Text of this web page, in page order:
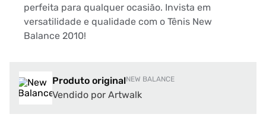
perfeita para qualquer ocasião. Invista em
versatilidade e qualidade com o Tênis New
Balance 2010!
Produto originalNEW BALANCE
Vendido por Artwalk